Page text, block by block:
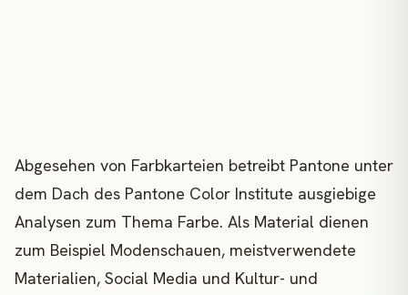
Abgesehen von Farbkarteien betreibt Pantone unter
dem Dach des Pantone Color Institute ausgiebige
Analysen zum Thema Farbe. Als Material dienen
zum Beispiel Modenschauen, meistverwendete
Materialien, Social Media und Kultur- und